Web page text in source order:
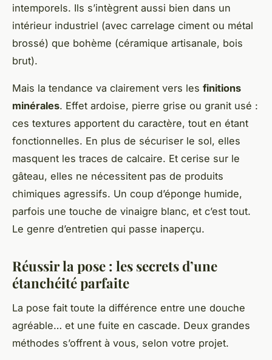
intemporels. Ils s’intègrent aussi bien dans un
intérieur industriel (avec carrelage ciment ou métal
brossé) que bohème (céramique artisanale, bois
brut).
Mais la tendance va clairement vers les finitions
minérales. Effet ardoise, pierre grise ou granit usé :
ces textures apportent du caractère, tout en étant
fonctionnelles. En plus de sécuriser le sol, elles
masquent les traces de calcaire. Et cerise sur le
gâteau, elles ne nécessitent pas de produits
chimiques agressifs. Un coup d’éponge humide,
parfois une touche de vinaigre blanc, et c’est tout.
Le genre d’entretien qui passe inaperçu.
Réussir la pose : les secrets d’une
étanchéité parfaite
La pose fait toute la différence entre une douche
agréable… et une fuite en cascade. Deux grandes
méthodes s’offrent à vous, selon votre projet.